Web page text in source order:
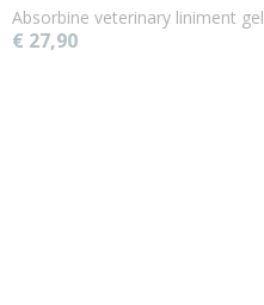
Absorbine veterinary liniment gel
€ 27,90